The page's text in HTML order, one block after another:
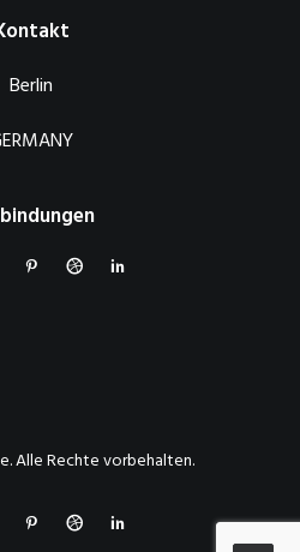
Berlin
Alle Rechte vorbehalten.